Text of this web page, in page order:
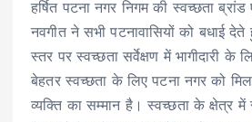
हर्षित पटना नगर निगम की स्वच्छता
नवगीत ने सभी पटनावासियों को बधाई देते
स्तर पर स्वच्छता सर्वेक्षण में भागीदारी के
बेहतर स्वच्छता के लिए पटना नगर को
व्यक्ति का सम्मान है। स्वच्छता के क्षेत्र